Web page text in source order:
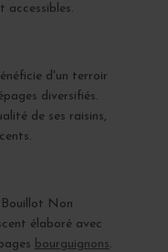
accessibles.
d'un terroir
diversifiés.
de ses raisins,
Bouillot Non
élaboré avec
bourguignons.